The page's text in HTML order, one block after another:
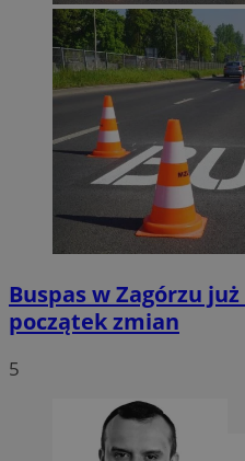
Buspas w Zagórzu
początek zmian
5